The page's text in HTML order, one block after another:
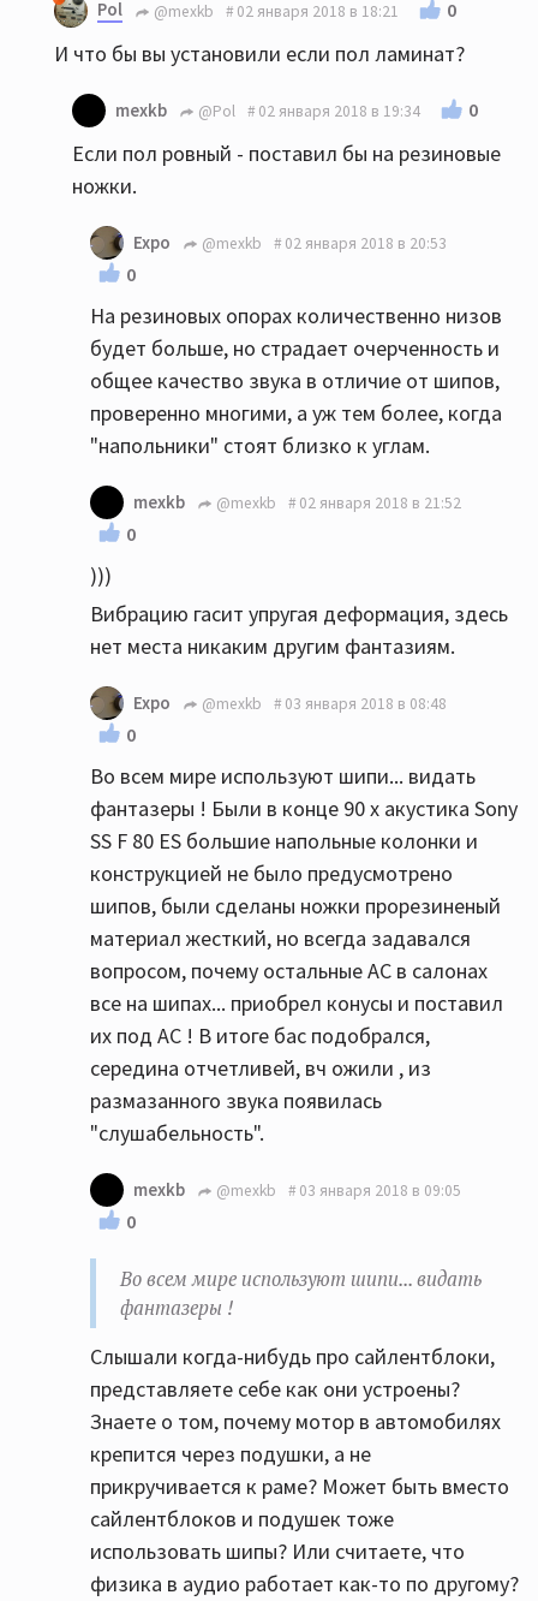
Pol @mexkb 02 января 2018 в 18:21 0
И что бы вы установили если пол ламинат?
mexkb @Pol 02 января 2018 в 19:34 0
Если пол ровный - поставил бы на резиновые
ножки.
Expo @mexkb 02 января 2018 в 20:53
0
На резиновых опорах количественно низов
будет больше, но страдает очерченность и
общее качество звука в отличие от шипов,
проверенно многими, а уж тем более, когда
"напольники" стоят близко к углам.
mexkb @mexkb 02 января 2018 в 21:52
0
)))
Вибрацию гасит упругая деформация, здесь
нет места никаким другим фантазиям.
Expo @mexkb 03 января 2018 в 08:48
0
Во всем мире используют шипи... видать
фантазеры ! Были в конце 90 х акустика Sony
SS F 80 ES большие напольные колонки и
конструкцией не было предусмотрено
шипов, были сделаны ножки прорезиненый
материал жесткий, но всегда задавался
вопросом, почему остальные АС в салонах
все на шипах... приобрел конусы и поставил
их под АС ! В итоге бас подобрался,
середина отчетливей, вч ожили , из
размазанного звука появилась
"слушабельность".
mexkb @mexkb 03 января 2018 в 09:05
0
Во всем мире используют шипи... видать
фантазеры !
Слышали когда-нибудь про сайлентблоки,
представляете себе как они устроены?
Знаете о том, почему мотор в автомобилях
крепится через подушки, а не
прикручивается к раме? Может быть вместо
сайлентблоков и подушек тоже
использовать шипы? Или считаете, что
физика в аудио работает как-то по другому?